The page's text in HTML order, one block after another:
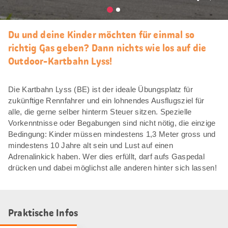
Du und deine Kinder möchten für einmal so
richtig Gas geben? Dann nichts wie los auf die
Outdoor-Kartbahn Lyss!
Die Kartbahn Lyss (BE) ist der ideale Übungsplatz für
zukünftige Rennfahrer und ein lohnendes Ausflugsziel für
alle, die gerne selber hinterm Steuer sitzen. Spezielle
Vorkenntnisse oder Begabungen sind nicht nötig, die einzige
Bedingung: Kinder müssen mindestens 1,3 Meter gross und
mindestens 10 Jahre alt sein und Lust auf einen
Adrenalinkick haben. Wer dies erfüllt, darf aufs Gaspedal
drücken und dabei möglichst alle anderen hinter sich lassen!
Praktische Infos